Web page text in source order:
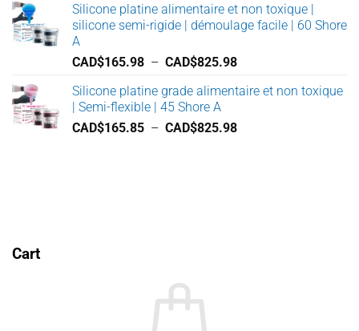
prix :
CAD$49.99
CAD$449.91
Silicone platine alimentaire et non toxique |
silicone semi-rigide | démoulage facile | 60 Shore
A
CAD$165.98 – CAD$825.98Plage
prix :
à
Silicone platine grade alimentaire et non toxique
| Semi-flexible | 45 Shore A
CAD$165.85 – CAD$825.98Plage
Cart